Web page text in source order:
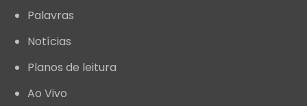
Palavras
Notícias
Planos de leitura
Ao Vivo